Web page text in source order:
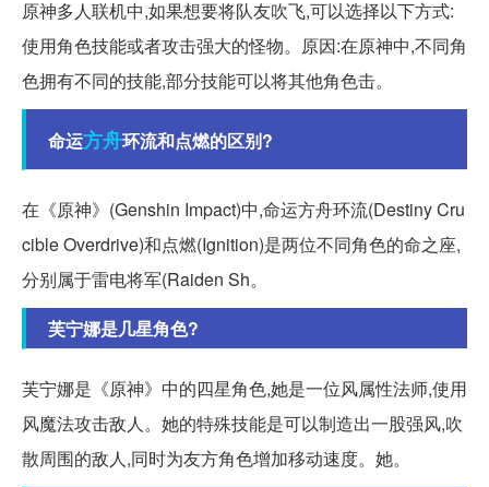
原神多人联机中,如果想要将队友吹飞,可以选择以下方式:
使用角色技能或者攻击强大的怪物。原因:在原神中,不同角
色拥有不同的技能,部分技能可以将其他角色击。
命运方舟环流和点燃的区别?
在《原神》(Genshin Impact)中,命运方舟环流(Destiny Cru
cible Overdrive)和点燃(Ignition)是两位不同角色的命之座,
分别属于雷电将军(Raiden Sh。
芙宁娜是几星角色?
芙宁娜是《原神》中的四星角色,她是一位风属性法师,使用
风魔法攻击敌人。她的特殊技能是可以制造出一股强风,吹
散周围的敌人,同时为友方角色增加移动速度。她。